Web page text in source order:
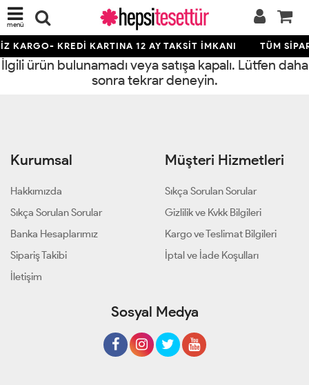
menü
KARGO- KREDİ KARTINA 12 AY TAKSİT İMKANI TÜM
İlgili ürün bulunamadı veya satışa kapalı. Lütfen daha
sonra tekrar deneyin.
Kurumsal
Hakkımızda
Sıkça Sorulan Sorular
Banka Hesaplarımız
Sipariş Takibi
İletişim
Müşteri Hizmetleri
Sıkça Sorulan Sorular
Gizlilik ve Kvkk Bilgileri
Kargo ve Teslimat Bilgileri
İptal ve İade Koşulları
Sosyal Medya